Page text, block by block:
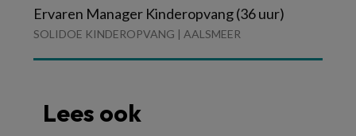
Ervaren Manager Kinderopvang (36 uur)
SOLIDOE KINDEROPVANG | AALSMEER
Lees ook